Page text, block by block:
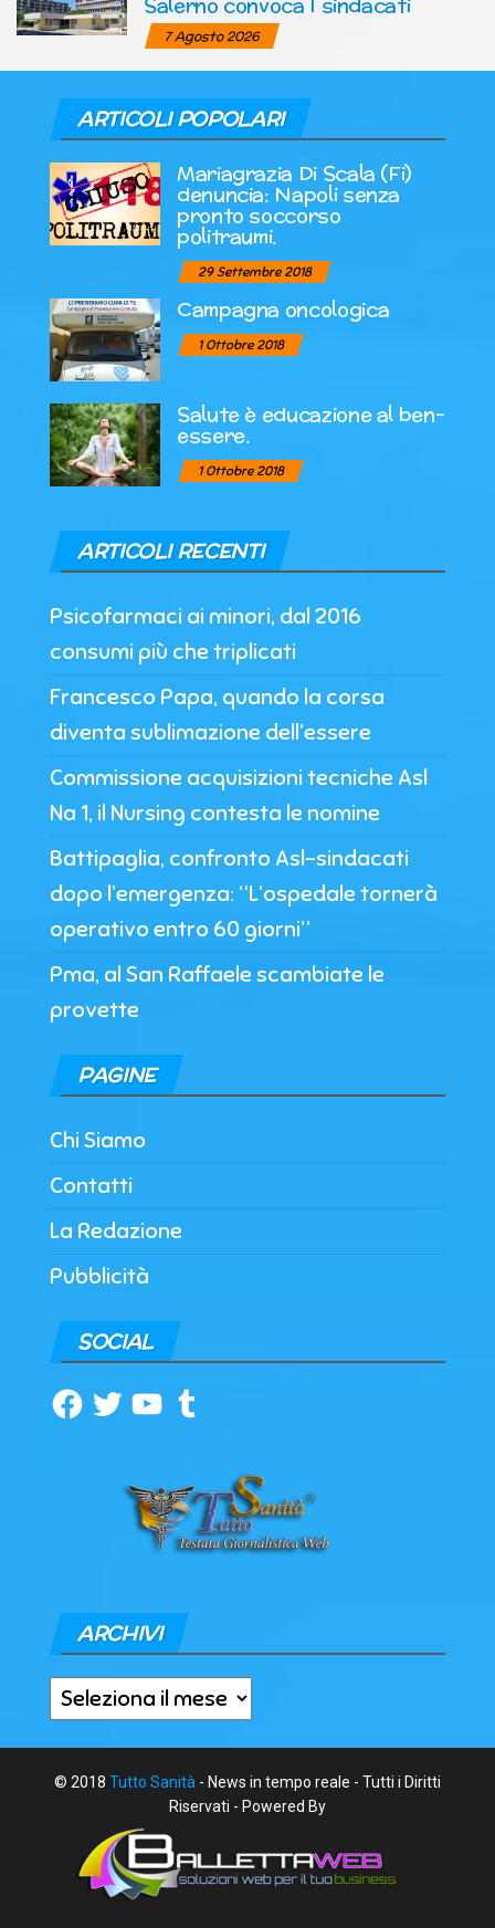
7 Agosto 2026
ARTICOLI POPOLARI
Mariagrazia Di Scala (Fi)
denuncia: Napoli senza
pronto soccorso
politraumi.
29 Settembre 2018
Campagna oncologica
1 Ottobre 2018
Salute è educazione al ben-
essere.
1 Ottobre 2018
ARTICOLI RECENTI
Psicofarmaci ai minori, dal 2016
consumi più che triplicati
Francesco Papa, quando la corsa
diventa sublimazione dell’essere
Commissione acquisizioni tecniche Asl
Na 1, il Nursing contesta le nomine
Battipaglia, confronto Asl-sindacati
dopo l’emergenza: “L’ospedale tornerà
operativo entro 60 giorni”
Pma, al San Raffaele scambiate le
provette
PAGINE
Chi Siamo
Contatti
La Redazione
Pubblicità
SOCIAL
Facebook
TwitterYouTubeTumblr
ARCHIVI
Archivi
© 2018 Tutto Sanità - News in tempo reale - Tutti i Diritti
Riservati - Powered By